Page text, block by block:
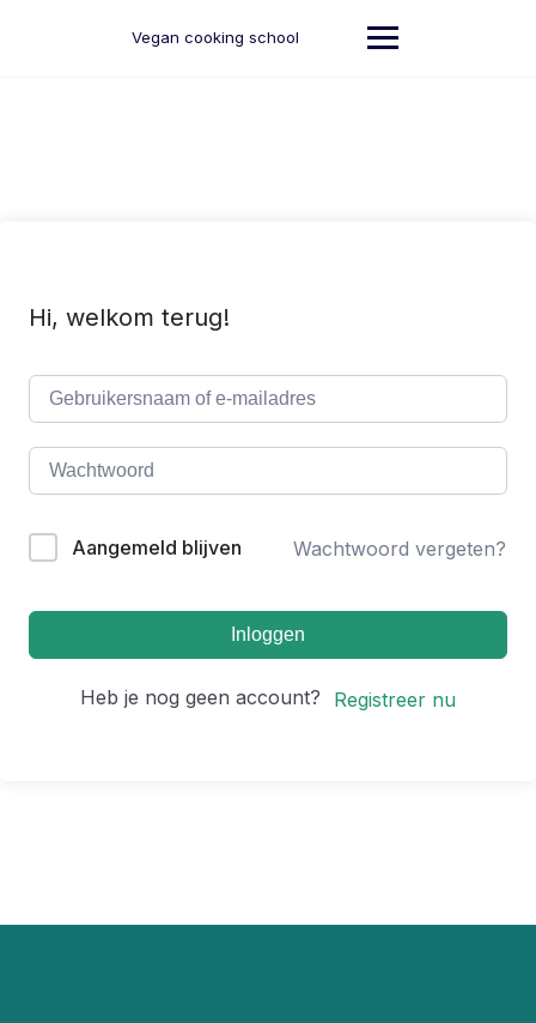
Vegan cooking school
Hi, welkom terug!
Aangemeld blijven Wachtwoord vergeten?
Inloggen
Heb je nog geen account? Registreer nu